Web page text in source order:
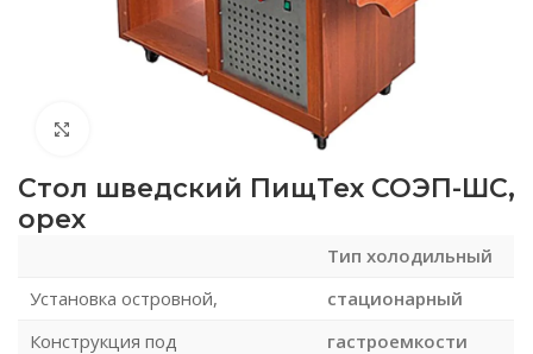
Нажмите, чтобы увеличить
Стол шведский ПищТех СОЭП-ШС,
орех
Тип холодильный
Установка островной,
стационарный
Конструкция под
гастроемкости